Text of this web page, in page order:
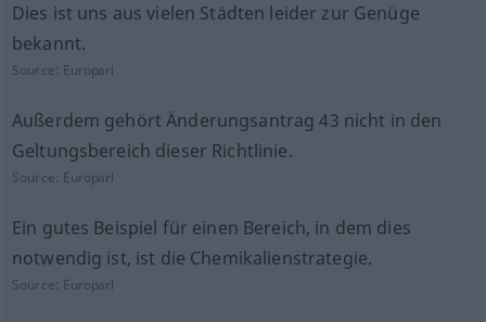
Dies ist uns aus vielen Städten leider zur Genüge
bekannt.
Source: Europarl
Außerdem gehört Änderungsantrag 43 nicht in den
Geltungsbereich dieser Richtlinie.
Source: Europarl
Ein gutes Beispiel für einen Bereich, in dem dies
notwendig ist, ist die Chemikalienstrategie.
Source: Europarl